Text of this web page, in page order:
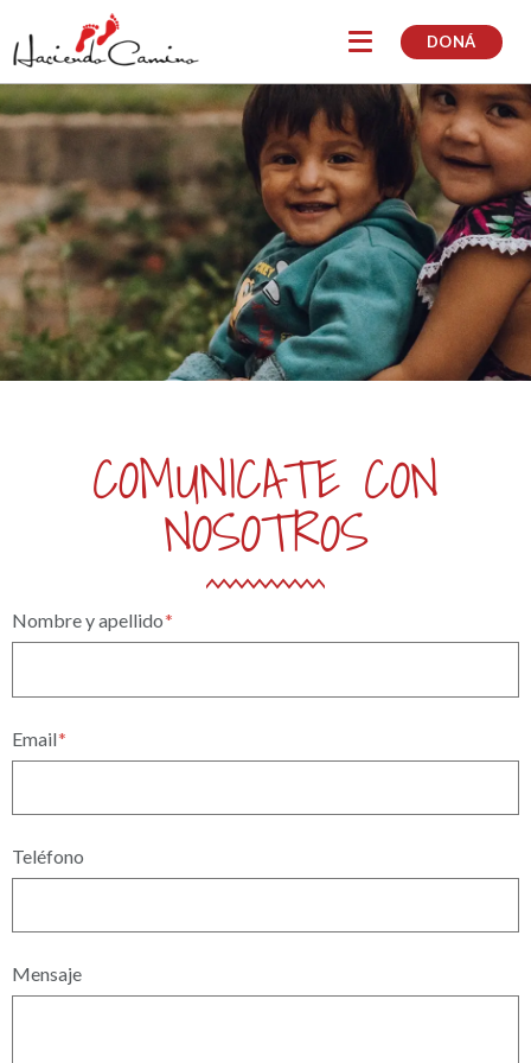
DONÁ
COMUNICATE CON
NOSOTROS
Nombre y apellido
Email
Teléfono
Mensaje